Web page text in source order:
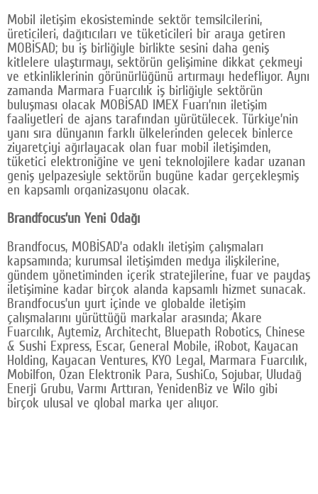
Twitter
Google Plus
© 2026 TÜM HAKLARI SAKLIDIR
Mobil iletişim ekosisteminde sektör temsilcilerini,
üreticileri, dağıtıcıları ve tüketicileri bir araya getiren
MOBİSAD; bu iş birliğiyle birlikte sesini daha geniş
kitlelere ulaştırmayı, sektörün gelişimine dikkat çekmeyi
ve etkinliklerinin görünürlüğünü artırmayı hedefliyor. Aynı
zamanda Marmara Fuarcılık iş birliğiyle sektörün
buluşması olacak MOBİSAD IMEX Fuarı’nın iletişim
faaliyetleri de ajans tarafından yürütülecek. Türkiye’nin
yanı sıra dünyanın farklı ülkelerinden gelecek binlerce
ziyaretçiyi ağırlayacak olan fuar mobil iletişimden,
tüketici elektroniğine ve yeni teknolojilere kadar uzanan
geniş yelpazesiyle sektörün bugüne kadar gerçekleşmiş
en kapsamlı organizasyonu olacak.
Brandfocus’un Yeni Odağı
Brandfocus, MOBİSAD’a odaklı iletişim çalışmaları
kapsamında; kurumsal iletişimden medya ilişkilerine,
gündem yönetiminden içerik stratejilerine, fuar ve paydaş
iletişimine kadar birçok alanda kapsamlı hizmet sunacak.
Brandfocus’un yurt içinde ve globalde iletişim
çalışmalarını yürüttüğü markalar arasında; Akare
Fuarcılık, Aytemiz, Architecht, Bluepath Robotics, Chinese
& Sushi Express, Escar, General Mobile, iRobot, Kayacan
Holding, Kayacan Ventures, KYO Legal, Marmara Fuarcılık,
Mobilfon, Ozan Elektronik Para, SushiCo, Sojubar, Uludağ
Enerji Grubu, Varmı Arttıran, YenidenBiz ve Wilo gibi
birçok ulusal ve global marka yer alıyor.